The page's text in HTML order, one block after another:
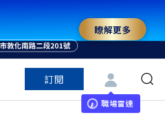
瞭解更多
訂閱
職場雷達
特色頻道